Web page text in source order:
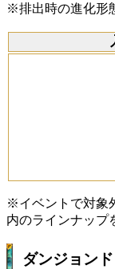
※排出時の進化形
※イベントで対象
内のラインナップ
ダンジョン